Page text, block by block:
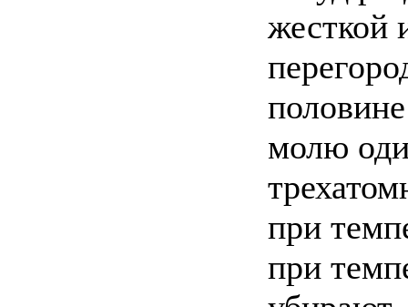
жесткой
молю
при
при